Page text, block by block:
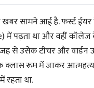
सामने आई है. फर्स्ट
में पढ़ता था और वहीं कॉलेज
से उसेक टीचर और
रूम में जाकर
रहता था.